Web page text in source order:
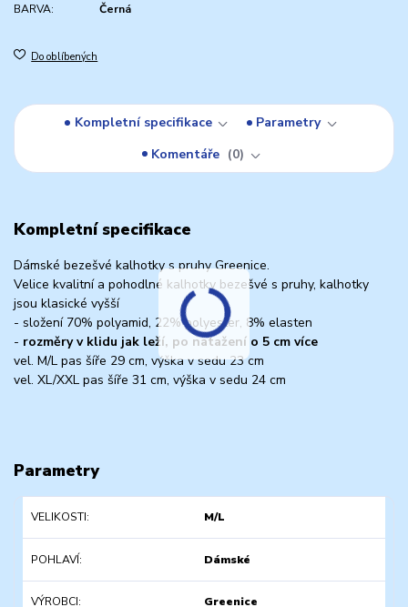
BARVA:
Černá
Do oblíbených
Kompletní specifikace
Parametry
Komentáře
0
Kompletní specifikace
Dámské bezešvé kalhotky s pruhy Greenice.
Velice kvalitní a pohodlné kalhotky bezešvé s pruhy, kalhotky
jsou klasické vyšší
- složení 70% polyamid, 22% polyester, 8% elasten
- rozměry v klidu jak leží, po natažení o 5 cm více
vel. M/L pas šíře 29 cm, výška v sedu 23 cm
vel. XL/XXL pas šíře 31 cm, výška v sedu 24 cm
Parametry
VELIKOSTI M/L
POHLAVÍ Dámské
VÝROBCI Greenice